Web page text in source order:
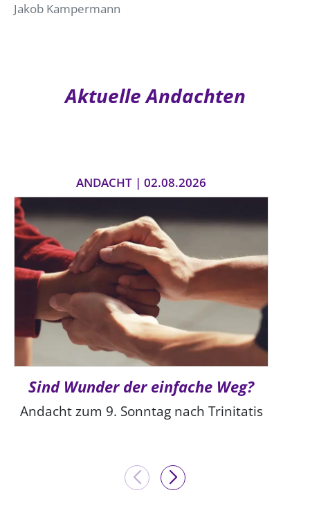
Jakob Kampermann
Aktuelle Andachten
ANDACHT | 02.08.2026
Sind Wunder der einfache Weg?
Andacht zum 9. Sonntag nach Trinitatis